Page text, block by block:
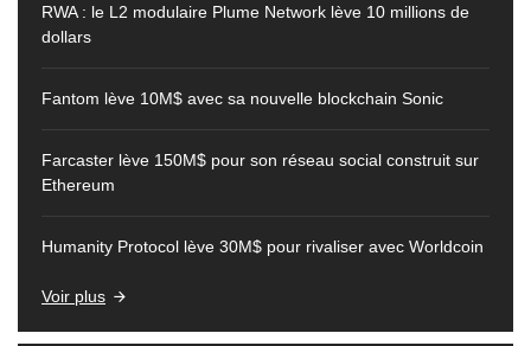
RWA : le L2 modulaire Plume Network lève 10 millions de
dollars
Fantom lève 10M$ avec sa nouvelle blockchain Sonic
Farcaster lève 150M$ pour son réseau social construit sur
Ethereum
Humanity Protocol lève 30M$ pour rivaliser avec Worldcoin
Voir plus